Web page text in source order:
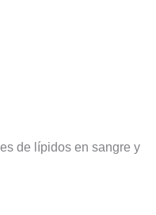
de lípidos en sangre y